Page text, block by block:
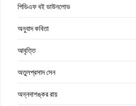
পিডিএফ বই ডাউনলোড
অনুবাদ কবিতা
আবৃত্তি
অতুলপ্রসাদ সেন
অন্নদাশঙ্কর রায়